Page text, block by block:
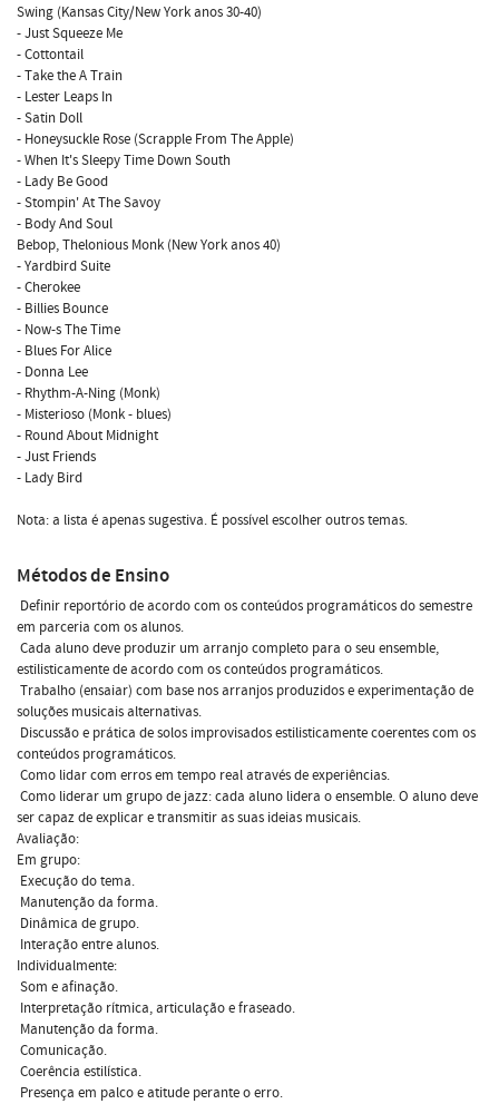
Swing (Kansas City/New York anos 30-40)
- Just Squeeze Me
- Cottontail
- Take the A Train
- Lester Leaps In
- Satin Doll
- Honeysuckle Rose (Scrapple From The Apple)
- When It's Sleepy Time Down South
- Lady Be Good
- Stompin' At The Savoy
- Body And Soul
Bebop, Thelonious Monk (New York anos 40)
- Yardbird Suite
- Cherokee
- Billies Bounce
- Now-s The Time
- Blues For Alice
- Donna Lee
- Rhythm-A-Ning (Monk)
- Misterioso (Monk - blues)
- Round About Midnight
- Just Friends
- Lady Bird
Nota: a lista é apenas sugestiva. É possível escolher outros temas.
Métodos de Ensino
 Definir reportório de acordo com os conteúdos programáticos do semestre
em parceria com os alunos.
 Cada aluno deve produzir um arranjo completo para o seu ensemble,
estilisticamente de acordo com os conteúdos programáticos.
 Trabalho (ensaiar) com base nos arranjos produzidos e experimentação de
soluções musicais alternativas.
 Discussão e prática de solos improvisados estilisticamente coerentes com os
conteúdos programáticos.
 Como lidar com erros em tempo real através de experiências.
 Como liderar um grupo de jazz: cada aluno lidera o ensemble. O aluno deve
ser capaz de explicar e transmitir as suas ideias musicais.
Avaliação:
Em grupo:
 Execução do tema.
 Manutenção da forma.
 Dinâmica de grupo.
 Interação entre alunos.
Individualmente:
 Som e afinação.
 Interpretação rítmica, articulação e fraseado.
 Manutenção da forma.
 Comunicação.
 Coerência estilística.
 Presença em palco e atitude perante o erro.